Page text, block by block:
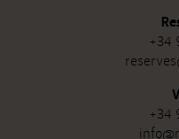
+34
+34